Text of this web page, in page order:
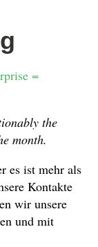
=
the
month.
es ist mehr als
Kontakte
wir unsere
und mit